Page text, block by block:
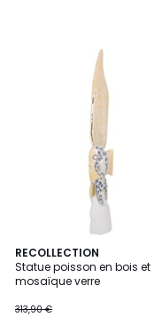
RECOLLECTION
Statue poisson en bois et
mosaïque verre
313,90 €